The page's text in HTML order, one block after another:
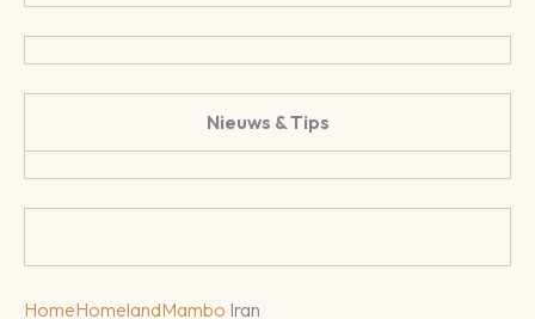
Nieuws & Tips
HomeHomelandMambo Iran